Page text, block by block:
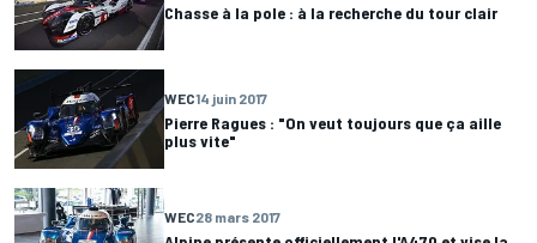
Chasse à la pole : à la recherche du tour clair
WEC14 juin 2017
Pierre Ragues : "On veut toujours que ça aille
plus vite"
WEC28 mars 2017